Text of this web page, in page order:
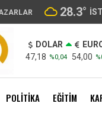
28.3°
DOLAR
47,18 %0,04
54,00
POLİTİKA EĞİTİM